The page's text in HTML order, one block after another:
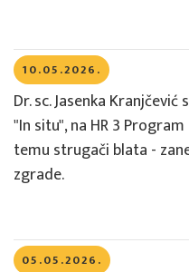
10.05.2026.
Dr. sc. Jasenka
"In situ", na HR 3
temu strugači blata -
zgrade.
05.05.2026.